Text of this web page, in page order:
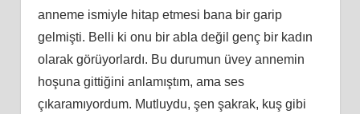
anneme ismiyle hitap etmesi bana bir garip
gelmişti. Belli ki onu bir abla değil genç bir kadın
olarak görüyorlardı. Bu durumun üvey annemin
hoşuna gittiğini anlamıştım, ama ses
çıkaramıyordum. Mutluydu, şen şakrak, kuş gibi